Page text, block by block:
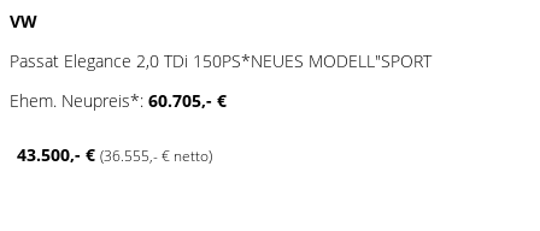
VW
Passat Elegance 2,0 TDi 150PS*NEUES MODELL"SPORT
Ehem. Neupreis*: 60.705,- €
43.500,- € (36.555,- € netto)